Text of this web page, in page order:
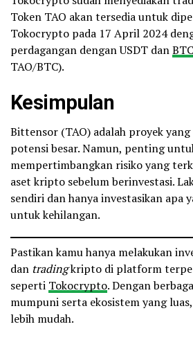
Token TAO akan tersedia untuk
Tokocrypto pada 17 April 2024
perdagangan dengan USDT danBTC
TAO/BTC).
Kesimpulan
Bittensor (TAO) adalah proyek
potensi besar. Namun, penting
mempertimbangkan risiko yang
aset kripto sebelum berinvestasi.
sendiri dan hanya investasikan apa
untuk kehilangan.
Pastikan kamu hanya melakukan
dan tradingkripto di platform
seperti Tokocrypto. Dengan
mumpuni serta ekosistem yang luas,
lebih mudah.